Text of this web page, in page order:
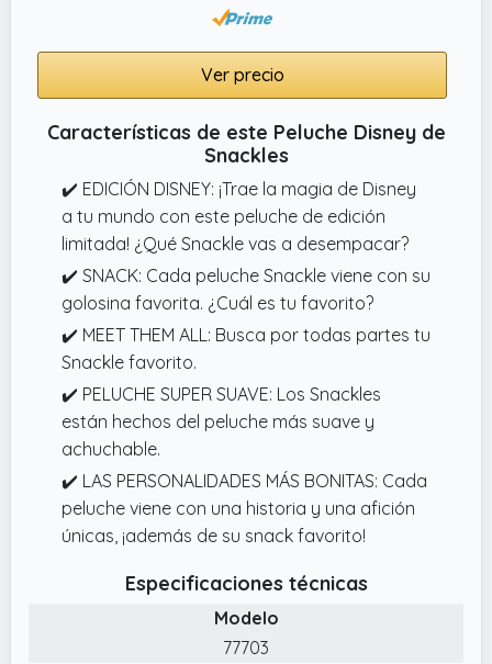
Ver precio
Características de este Peluche Disney de
Snackles
✔️ EDICIÓN DISNEY: ¡Trae la magia de Disney
a tu mundo con este peluche de edición
limitada! ¿Qué Snackle vas a desempacar?
✔️ SNACK: Cada peluche Snackle viene con su
golosina favorita. ¿Cuál es tu favorito?
✔️ MEET THEM ALL: Busca por todas partes tu
Snackle favorito.
✔️ PELUCHE SUPER SUAVE: Los Snackles
están hechos del peluche más suave y
achuchable.
✔️ LAS PERSONALIDADES MÁS BONITAS: Cada
peluche viene con una historia y una afición
únicas, ¡además de su snack favorito!
Especificaciones técnicas
Modelo
77703